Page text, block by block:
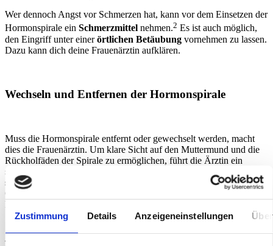
Zustimmung Details Anzeigeneinstellungen
Wer dennoch Angst vor Schmerzen hat, kann vor dem Einsetzen der
Hormonspirale ein Schmerzmittel nehmen.2 Es ist auch möglich,
den Eingriff unter einerörtlichen Betäubung vornehmen zu lassen.
Dazu kann dich deine Frauenärztin aufklären.
Wechseln und Entfernen der Hormonspirale
Muss die Hormonspirale entfernt oder gewechselt werden, macht
dies die Frauenärztin. Um klare Sicht auf den Muttermund und die
Rückholfäden der Spirale zu ermöglichen, führt die Ärztin ein
sogenanntes Spekulum in die Scheide ein. In der Regel genügt ein
sanftes Ziehen an den Fäden
, um die flexible Spirale aus der
Gebärmutterhöhle zu lösen. Dieser Vorgang kann mit leichten,
kurzzeitigen Schmerzen verbunden sein.
Je nach Modell besteht der 2